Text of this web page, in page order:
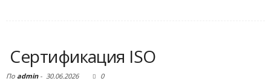
Сертификация ISO
По admin- 30.06.2026 0